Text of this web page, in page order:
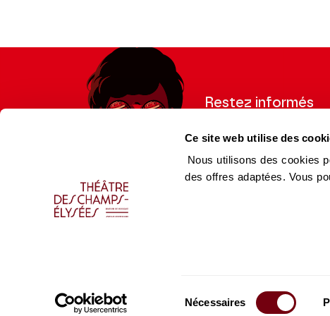
Ce site web utilise des
Nous utilisons des cookies
des offres adaptées. Vous
Nécessaires
Restez informés
recevoir les informations
Productions Hors les murs